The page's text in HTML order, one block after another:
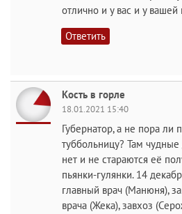
отлично и у вас и у
Ответить
Кость в горле
18.01.2021 15:40
Губернатор, а не пора ли
туббольницу? Там
нет и не стараются её
пьянки-гулянки. 14
главный врач (Манюня),
врача (Жека), завхоз